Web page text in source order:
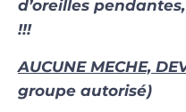
d’oreilles
!!!
AUCUNE MECHE,
groupe autorisé)